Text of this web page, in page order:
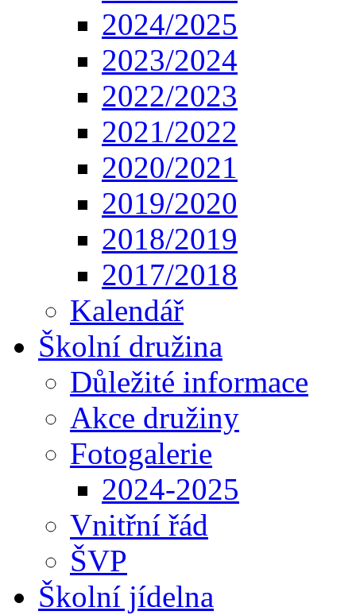
2024/2025
2023/2024
2022/2023
2021/2022
2020/2021
2019/2020
2018/2019
2017/2018
Kalendář
Školní družina
Důležité informace
Akce družiny
Fotogalerie
2024-2025
Vnitřní řád
ŠVP
Školní jídelna